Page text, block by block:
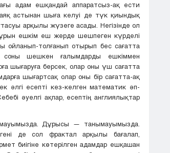
адам ешқандай аппаратсыз-ақ ести
астынан шыға келуі де түк қиындық
арқылы жүзеге асады. Негізінде ол
ешкім еш жерде шешпеген күрделі
ойланып-толғанып отырып бес сағатта
соны шешкен ғалымдарды ешкіммен
шығаруға берсек, олар оны үш сағатта
шығартсақ олар оны бір сағатта-ақ
әлгі есепті кез-келген математик әп-
әуелгі ақпар, есептің англиялықтар
Дұрысы — танымауымызда.
де сол фрактал арқылы бағалап,
биігіне көтерілген адамдар ешқашан